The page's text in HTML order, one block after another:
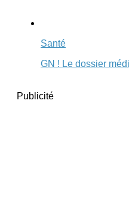
Santé
GN ! Le dossier
Publicité